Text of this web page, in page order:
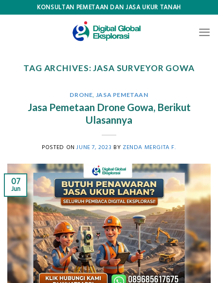
KONSULTAN PEMETAAN DAN JASA UKUR TANAH
TAG ARCHIVES:JASA SURVEYOR GOWA
DRONE JASA PEMETAAN
Jasa Pemetaan Drone Gowa, Berikut
Ulasannya
POSTED ONJUNE 7, 2023 BY ZENDA MERGITA F.
07
Jun